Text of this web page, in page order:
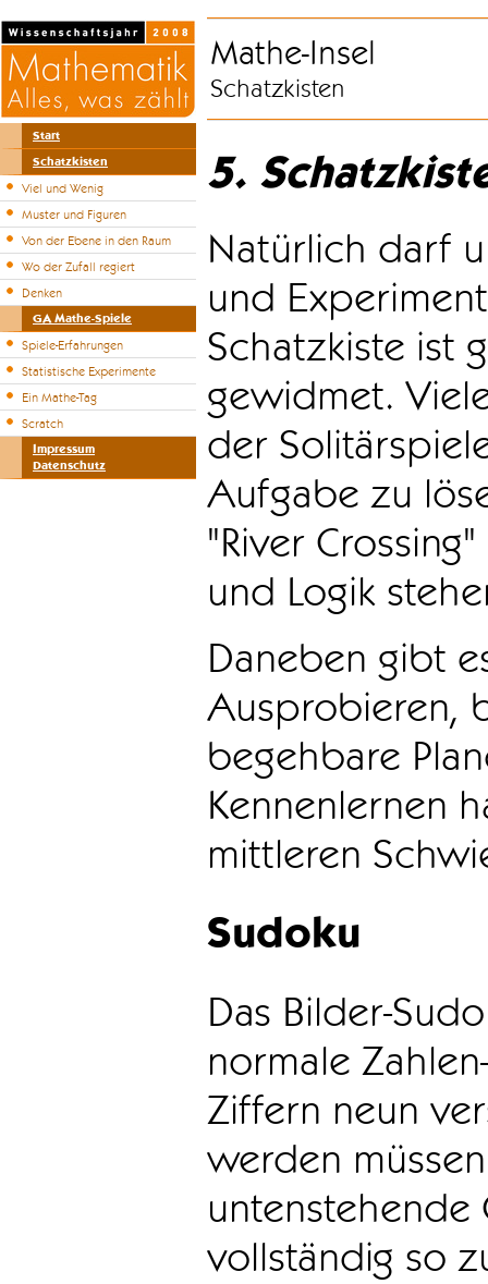
Start
Schatzkisten
Viel und Wenig
Muster und Figuren
Von der Ebene in den Raum
Wo der Zufall regiert
Denken
GA Mathe-Spiele
Spiele-Erfahrungen
Statistische Experimente
Ein Mathe-Tag
Scratch
Impressum
Datenschutz
Mathe-Insel
Schatzkisten
5.
Natürlich darf
und
Schatzkiste ist
gewidmet.
der
Aufgabe zu
"River
und Logik
Daneben gibt
Ausprobieren,
begehbare
Kennenlernen
mittleren
Sudoku
Das Bilder-
normale
Ziffern neun
werden
vollständig so